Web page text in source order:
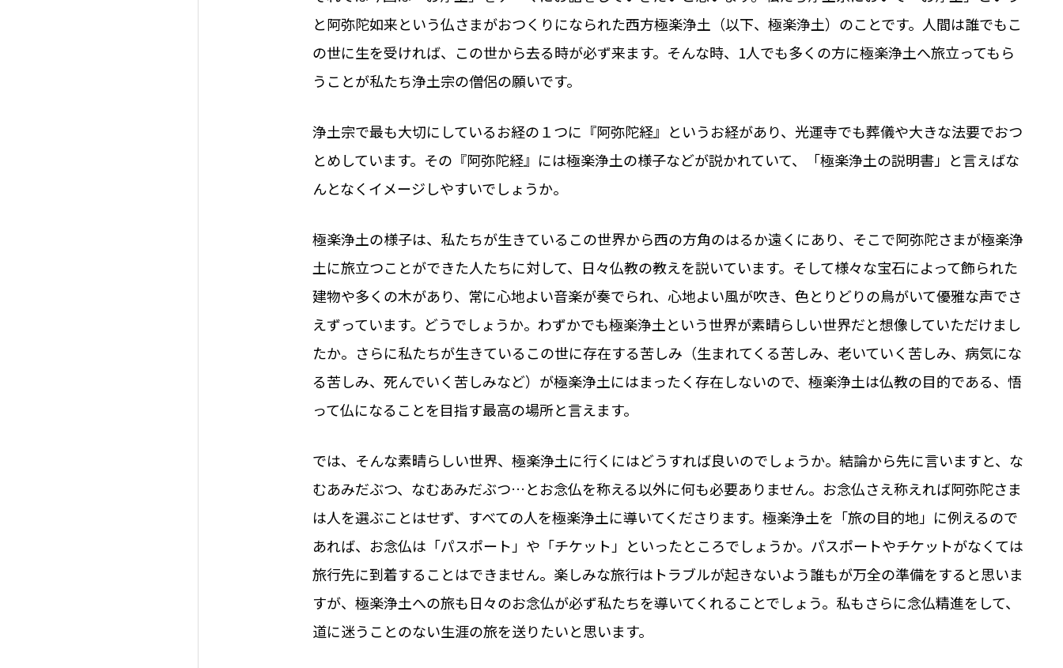
と阿弥陀如来という仏さまがおつくりになられた西方極楽浄土（以下、極楽浄土）のことです。人間は誰でもこ
の世に生を受ければ、この世から去る時が必ず来ます。そんな時、1人でも多くの方に極楽浄土へ旅立ってもら
うことが私たち浄土宗の僧侶の願いです。
浄土宗で最も大切にしているお経の１つに『阿弥陀経』というお経があり、光運寺でも葬儀や大きな法要でおつ
とめしています。その『阿弥陀経』には極楽浄土の様子などが説かれていて、「極楽浄土の説明書」と言えばな
んとなくイメージしやすいでしょうか。
極楽浄土の様子は、私たちが生きているこの世界から西の方角のはるか遠くにあり、そこで阿弥陀さまが極楽浄
土に旅立つことができた人たちに対して、日々仏教の教えを説いています。そして様々な宝石によって飾られた
建物や多くの木があり、常に心地よい音楽が奏でられ、心地よい風が吹き、色とりどりの鳥がいて優雅な声でさ
えずっています。どうでしょうか。わずかでも極楽浄土という世界が素晴らしい世界だと想像していただけまし
たか。さらに私たちが生きているこの世に存在する苦しみ（生まれてくる苦しみ、老いていく苦しみ、病気にな
る苦しみ、死んでいく苦しみなど）が極楽浄土にはまったく存在しないので、極楽浄土は仏教の目的である、悟
って仏になることを目指す最高の場所と言えます。
では、そんな素晴らしい世界、極楽浄土に行くにはどうすれば良いのでしょうか。結論から先に言いますと、な
むあみだぶつ、なむあみだぶつ…とお念仏を称える以外に何も必要ありません。お念仏さえ称えれば阿弥陀さま
は人を選ぶことはせず、すべての人を極楽浄土に導いてくださります。極楽浄土を「旅の目的地」に例えるので
あれば、お念仏は「パスポート」や「チケット」といったところでしょうか。パスポートやチケットがなくては
旅行先に到着することはできません。楽しみな旅行はトラブルが起きないよう誰もが万全の準備をすると思いま
すが、極楽浄土への旅も日々のお念仏が必ず私たちを導いてくれることでしょう。私もさらに念仏精進をして、
道に迷うことのない生涯の旅を送りたいと思います。